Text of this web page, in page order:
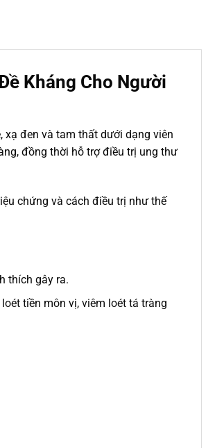
Kháng Cho Người
xạ đen và tam thất dưới dạng viên
đồng thời hỗ trợ điều trị ung thư
chứng và cách điều trị như thế
thích gây ra.
tiền môn vị, viêm loét tá tràng